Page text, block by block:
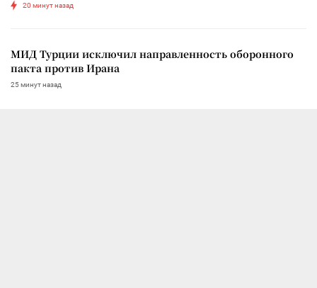
20 минут назад
МИД Турции исключил направленность оборонного
пакта против Ирана
25 минут назад